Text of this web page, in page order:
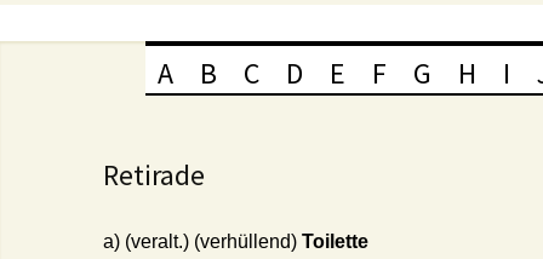
A B C D E F G H I
Retirade
a) (veralt.) (verhüllend) Toilette